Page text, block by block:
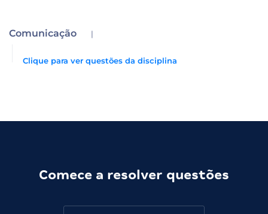
Comunicação |
Clique para ver questões da disciplina
Comece a resolver questões